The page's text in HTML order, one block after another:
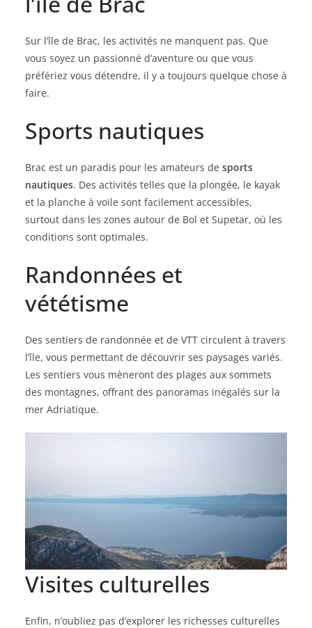
Sur l’île de Brac, les activités ne manquent pas. Que
vous soyez un passionné d’aventure ou que vous
préfériez vous détendre, il y a toujours quelque chose à
faire.
Sports nautiques
Brac est un paradis pour les amateurs de sports
nautiques. Des activités telles que la plongée, le kayak
et la planche à voile sont facilement accessibles,
surtout dans les zones autour de Bol et Supetar, où les
conditions sont optimales.
Randonnées et
vététisme
Des sentiers de randonnée et de VTT circulent à travers
l’île, vous permettant de découvrir ses paysages variés.
Les sentiers vous mèneront des plages aux sommets
des montagnes, offrant des panoramas inégalés sur la
mer Adriatique.
Visites culturelles
Enfin, n’oubliez pas d’explorer les richesses culturelles